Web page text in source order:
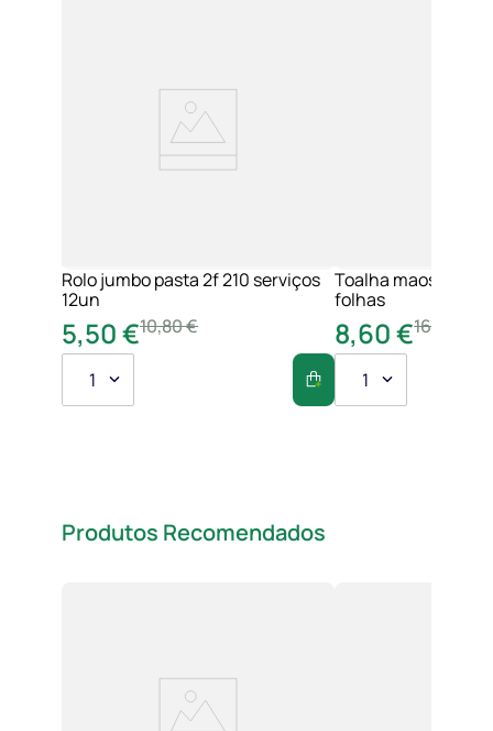
Rolo jumbo pasta 2f 210 serviços
12un
10,80€
5,50€
1
Toalha maos 2f
folhas
16
8,60€
1
Produtos Recomendados